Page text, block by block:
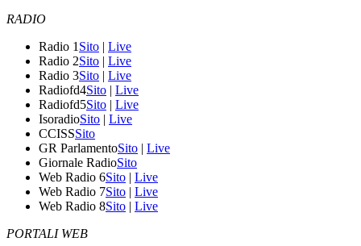
RADIO
Radio 1 Sito | Live
Radio 2Sito | Live
Radio 3Sito | Live
Radiofd4Sito | Live
Radiofd5Sito | Live
IsoradioSito | Live
CCISSSito
GR ParlamentoSito | Live
Giornale RadioSito
Web Radio 6Sito | Live
Web Radio 7Sito | Live
Web Radio 8Sito | Live
PORTALI WEB